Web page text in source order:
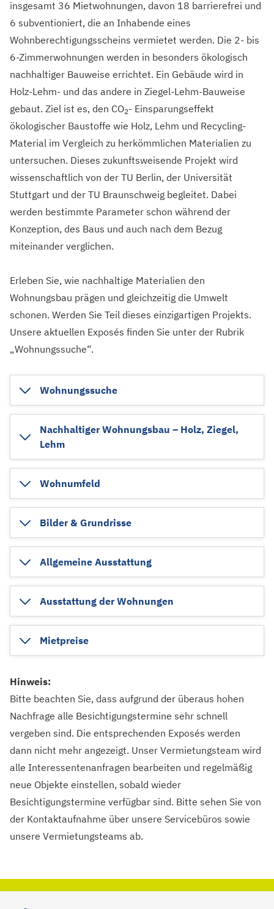
insgesamt 36 Mietwohnungen, davon 18 barrierefrei und
6 subventioniert, die an Inhabende eines
Wohnberechtigungsscheins vermietet werden. Die 2- bis
6-Zimmerwohnungen werden in besonders ökologisch
nachhaltiger Bauweise errichtet. Ein Gebäude wird in
Holz-Lehm- und das andere in Ziegel-Lehm-Bauweise
gebaut. Ziel ist es, den CO2- Einsparungseffekt
ökologischer Baustoffe wie Holz, Lehm und Recycling-
Material im Vergleich zu herkömmlichen Materialien zu
untersuchen. Dieses zukunftsweisende Projekt wird
wissenschaftlich von der TU Berlin, der Universität
Stuttgart und der TU Braunschweig begleitet. Dabei
werden bestimmte Parameter schon während der
Konzeption, des Baus und auch nach dem Bezug
miteinander verglichen.
Erleben Sie, wie nachhaltige Materialien den
Wohnungsbau prägen und gleichzeitig die Umwelt
schonen. Werden Sie Teil dieses einzigartigen Projekts.
Unsere aktuellen Exposés finden Sie unter der Rubrik
„Wohnungssuche“.
Wohnungssuche
Nachhaltiger Wohnungsbau – Holz, Ziegel,
Lehm
Wohnumfeld
Bilder & Grundrisse
Allgemeine Ausstattung
Ausstattung der Wohnungen
Mietpreise
Hinweis:
Bitte beachten Sie, dass aufgrund der überaus hohen
Nachfrage alle Besichtigungstermine sehr schnell
vergeben sind. Die entsprechenden Exposés werden
dann nicht mehr angezeigt. Unser Vermietungsteam wird
alle Interessentenanfragen bearbeiten und regelmäßig
neue Objekte einstellen, sobald wieder
Besichtigungstermine verfügbar sind. Bitte sehen Sie von
der Kontaktaufnahme über unsere Servicebüros sowie
unsere Vermietungsteams ab.